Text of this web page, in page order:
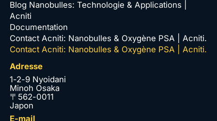
Blog Nanobulles: Technologie & Applications |
Acniti
Documentation
Contact Acniti: Nanobulles & Oxygène PSA | Acniti.
Contact Acniti: Nanobulles & Oxygène PSA | Acniti.
Adresse
1-2-9 Nyoidani
Minoh Osaka
〒562-0011
Japon
E-mail